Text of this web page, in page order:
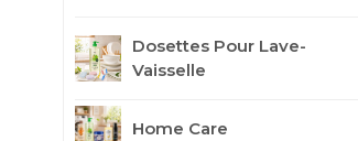
Dosettes Pour Lave-
Vaisselle
Home Care